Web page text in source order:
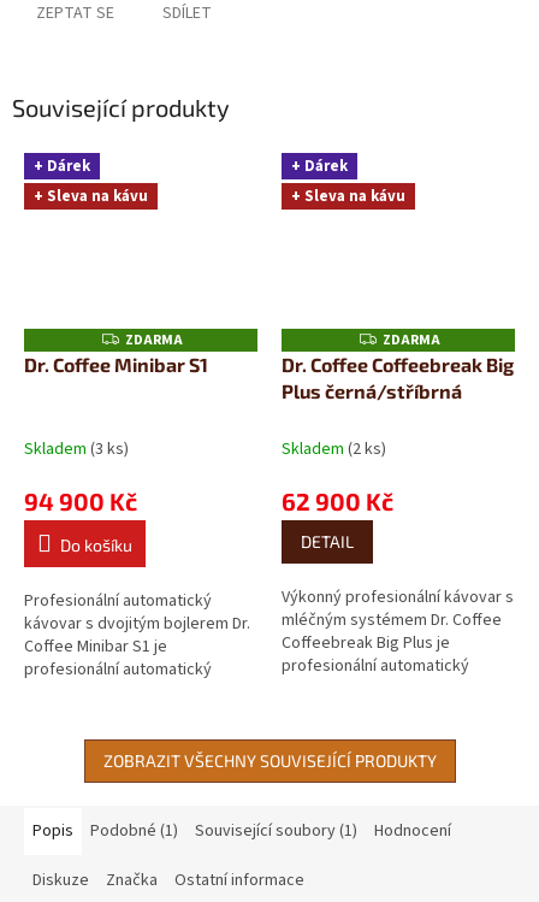
ZEPTAT SE SDÍLET
Související produkty
+ Dárek
+ Sleva na kávu
Z
D
A
ZDARMA
Dr. Coffee Minibar S1
Skladem (3 ks)
94 900 Kč
Do košíku
Profesionální automatický
kávovar s dvojitým bojlerem Dr.
Coffee Minibar S1 je
profesionální automatický
+ Dárek
+ Sleva na kávu
Z
D
A
R
M
ZDARMA
Dr. Coffee Coffeebreak Big
Plus černá/stříbrná
Skladem (2 ks)
62 900 Kč
DETAIL
Výkonný profesionální kávovar s
mléčným systémem Dr. Coffee
Coffeebreak Big Plus je
profesionální automatický
ZOBRAZIT VŠECHNY SOUVISEJÍCÍ PRODUKTY
Popis Podobné (1) Související soubory (1) Hodnocení
Diskuze Značka Ostatní informace